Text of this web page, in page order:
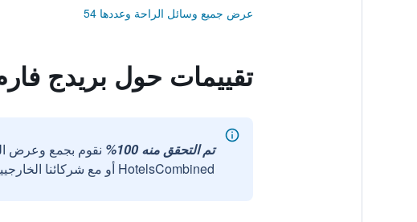
عرض جميع وسائل الراحة وعددها 54
تقييمات حول بريدج
تم التحقق منه 100%
نقوم بجمع وعرض
HotelsCombined أو مع شركائنا الخارجيين الموثوقين.